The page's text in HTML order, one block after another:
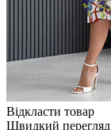
Відкласти товар
Швидкий перегляд